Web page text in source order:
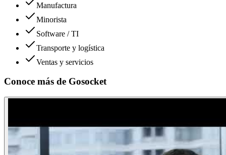
Manufactura
Minorista
Software / TI
Transporte y logística
Ventas y servicios
Conoce más de Gosocket